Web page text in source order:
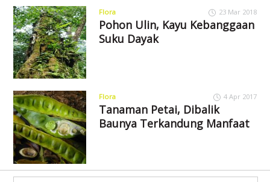
Flora 23 Mar 2018
Pohon Ulin, Kayu Kebanggaan
Suku Dayak
Flora 4 Apr 2017
Tanaman Petai, Dibalik
Baunya Terkandung Manfaat